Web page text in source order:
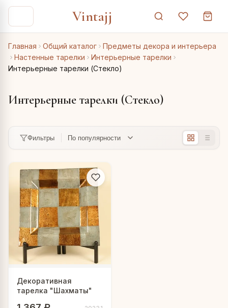
Vintajj
Главная Общий каталог
Предметы декора и интерьера
Настенные тарелки
Интерьерные тарелки
Интерьерные тарелки (Стекло)
Интерьерные тарелки (Стекло)
Фильтры
Декоративная
тарелка "Шахматы"